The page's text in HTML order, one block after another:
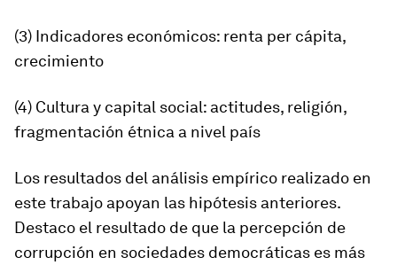
(3) Indicadores económicos: renta per cápita,
crecimiento
(4) Cultura y capital social: actitudes, religión,
fragmentación étnica a nivel país
Los resultados del análisis empírico realizado en
este trabajo apoyan las hipótesis anteriores.
Destaco el resultado de que la percepción de
corrupción en sociedades democráticas es más